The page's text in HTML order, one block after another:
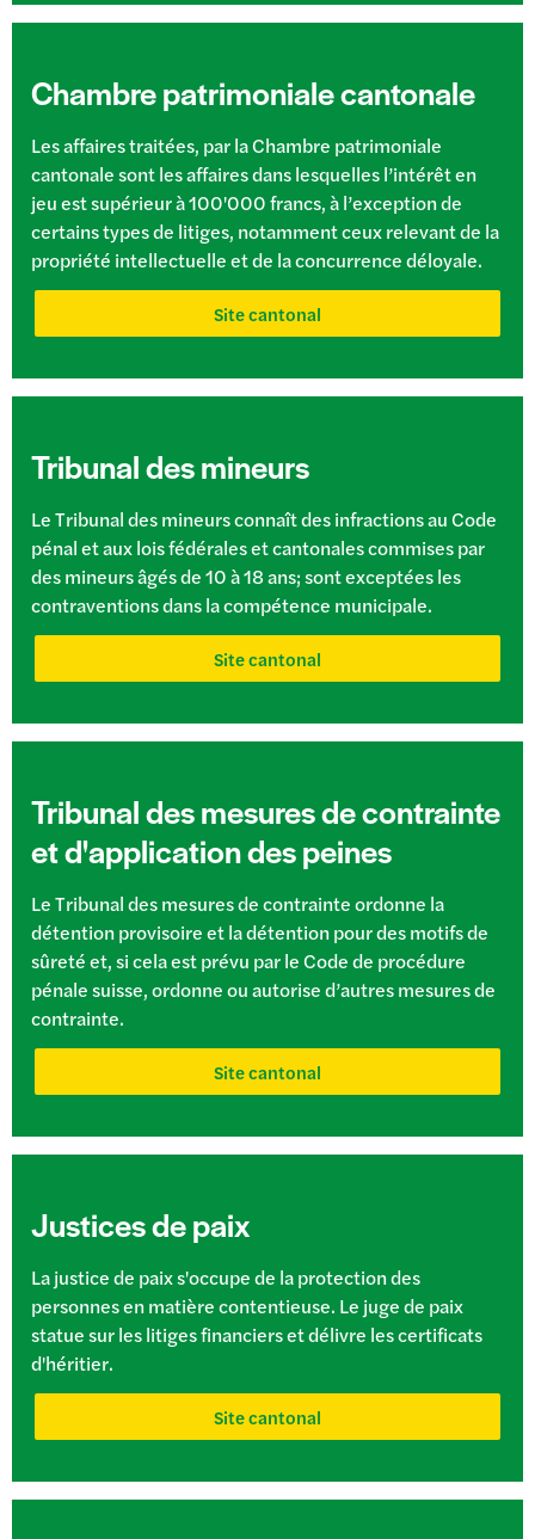
Chambre patrimoniale cantonale
Les affaires traitées, par la Chambre patrimoniale
cantonale sont les affaires dans lesquelles l’intérêt en
jeu est supérieur à 100'000 francs, à l’exception de
certains types de litiges, notamment ceux relevant de la
propriété intellectuelle et de la concurrence déloyale.
Site cantonal
Tribunal des mineurs
Le Tribunal des mineurs connaît des infractions au Code
pénal et aux lois fédérales et cantonales commises par
des mineurs âgés de 10 à 18 ans; sont exceptées les
contraventions dans la compétence municipale.
Site cantonal
Tribunal des mesures de contrainte
et d'application des peines
Le Tribunal des mesures de contrainte ordonne la
détention provisoire et la détention pour des motifs de
sûreté et, si cela est prévu par le Code de procédure
pénale suisse, ordonne ou autorise d’autres mesures de
contrainte.
Site cantonal
Justices de paix
La justice de paix s'occupe de la protection des
personnes en matière contentieuse. Le juge de paix
statue sur les litiges financiers et délivre les certificats
d'héritier.
Site cantonal